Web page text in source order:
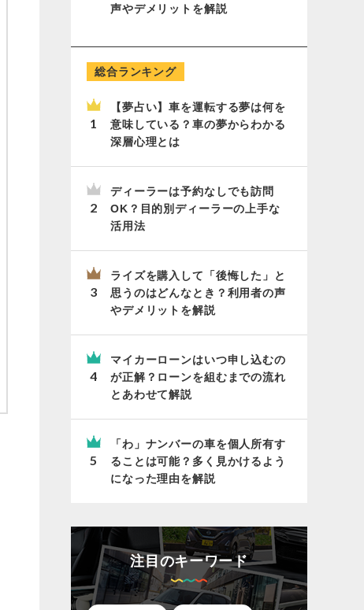
声やデメリットを解説
総合ランキング
【夢占い】車を運転する夢は何を
意味している？車の夢からわかる
深層心理とは
ディーラーは予約なしでも訪問
OK？目的別ディーラーの上手な
活用法
ライズを購入して「後悔した」と
思うのはどんなとき？利用者の声
やデメリットを解説
マイカーローンはいつ申し込むの
が正解？ローンを組むまでの流れ
とあわせて解説
「わ」ナンバーの車を個人所有す
ることは可能？多く見かけるよう
になった理由を解説
注目のキーワード